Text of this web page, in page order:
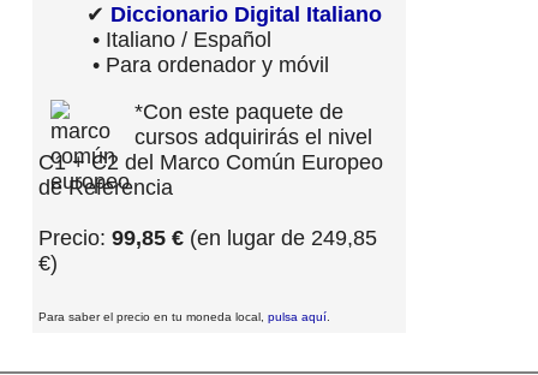
✔ Diccionario Digital Italiano
• Italiano / Español
• Para ordenador y móvil
*Con este paquete de
cursos adquirirás el nivel
C1 + C2 del Marco Común Europeo
de Referencia
Precio: 99,85 € (en lugar de 249,85
€)
Para saber el precio en tu moneda local, pulsa aquí